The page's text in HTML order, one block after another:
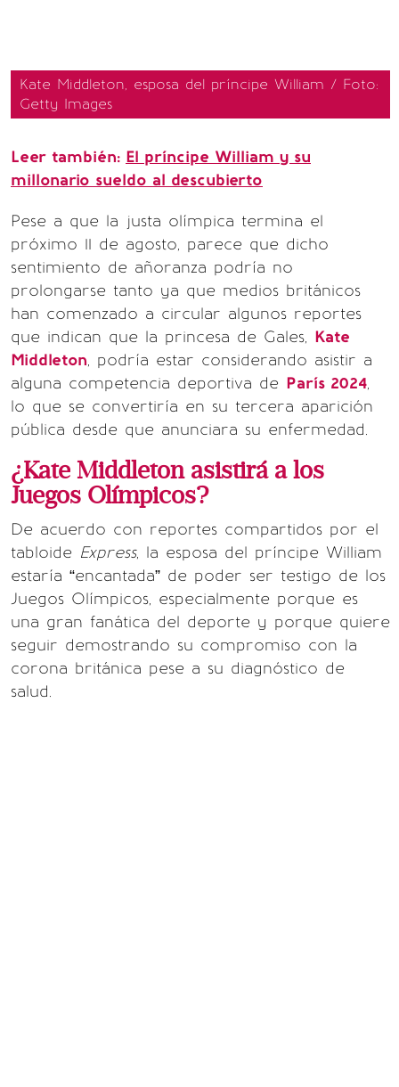
Kate Middleton, esposa del príncipe William / Foto:
Getty Images
Leer también: El príncipe William y su
millonario sueldo al descubierto
Pese a que la justa olímpica termina el
próximo 11 de agosto, parece que dicho
sentimiento de añoranza podría no
prolongarse tanto ya que medios británicos
han comenzado a circular algunos reportes
que indican que la princesa de Gales, Kate
Middleton, podría estar considerando asistir a
alguna competencia deportiva de París 2024,
lo que se convertiría en su tercera aparición
pública desde que anunciara su enfermedad.
¿Kate Middleton asistirá a los
Juegos Olímpicos?
De acuerdo con reportes compartidos por el
tabloide Express, la esposa del príncipe William
estaría “encantada” de poder ser testigo de los
Juegos Olímpicos, especialmente porque es
una gran fanática del deporte y porque quiere
seguir demostrando su compromiso con la
corona británica pese a su diagnóstico de
salud.